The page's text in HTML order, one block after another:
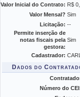
Valor Inicial do Contrato: R$
Valor Mensal? Sim
Licitação: --
Permite inserção de
notas fiscais pela
gestora:
Sim
Cadastrador:
Dados do
Número do